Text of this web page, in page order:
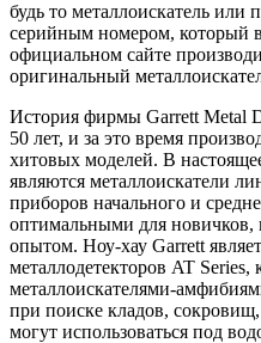
будь то металлоискатель или
серийным номером, который
официальном сайте
оригинальный
История фирмы Garrett Metal
50 лет, и за это время
хитовых моделей. В
являются металлоискатели
приборов начального и
оптимальными для новичков,
опытом. Ноу-хау Garrett
металлодетекторов AT
металлоискателями-
при поиске кладов,
могут использоваться под